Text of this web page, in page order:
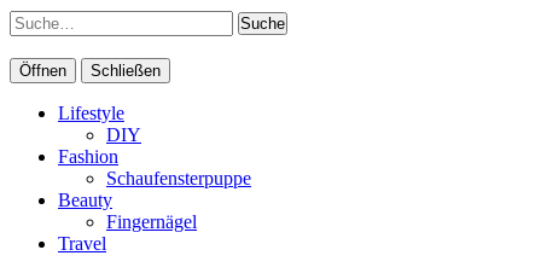
Suche
Öffnen Schließen
Lifestyle
DIY
Fashion
Schaufensterpuppe
Beauty
Fingernägel
Travel